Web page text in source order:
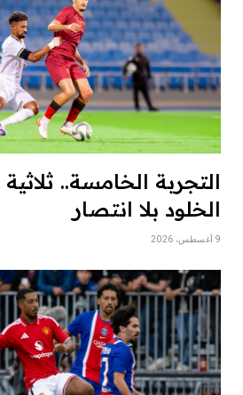
التجربة الخامسة..
الخلود بلا انتصار
9 أغسطس، 2026